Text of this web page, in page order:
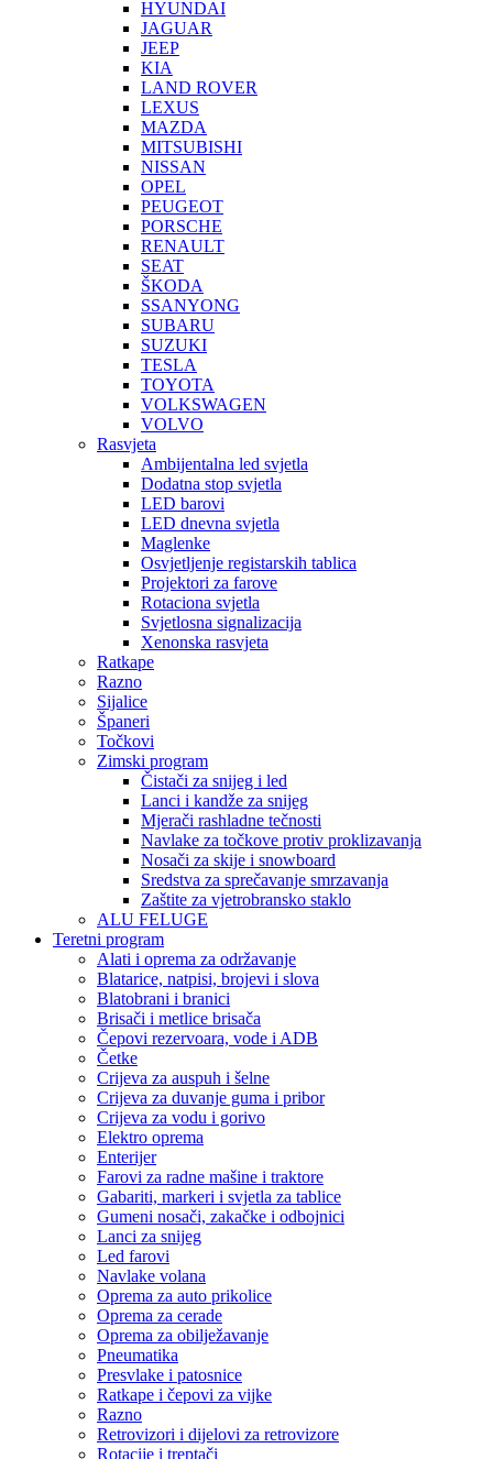
HYUNDAI
JAGUAR
JEEP
KIA
LAND ROVER
LEXUS
MAZDA
MITSUBISHI
NISSAN
OPEL
PEUGEOT
PORSCHE
RENAULT
SEAT
ŠKODA
SSANYONG
SUBARU
SUZUKI
TESLA
TOYOTA
VOLKSWAGEN
VOLVO
Rasvjeta
Ambijentalna led svjetla
Dodatna stop svjetla
LED barovi
LED dnevna svjetla
Maglenke
Osvjetljenje registarskih tablica
Projektori za farove
Rotaciona svjetla
Svjetlosna signalizacija
Xenonska rasvjeta
Ratkape
Razno
Sijalice
Španeri
Točkovi
Zimski program
Čistači za snijeg i led
Lanci i kandže za snijeg
Mjerači rashladne tečnosti
Navlake za točkove protiv proklizavanja
Nosači za skije i snowboard
Sredstva za sprečavanje smrzavanja
Zaštite za vjetrobransko staklo
ALU FELUGE
Teretni program
Alati i oprema za održavanje
Blatarice, natpisi, brojevi i slova
Blatobrani i branici
Brisači i metlice brisača
Čepovi rezervoara, vode i ADB
Četke
Crijeva za auspuh i šelne
Crijeva za duvanje guma i pribor
Crijeva za vodu i gorivo
Elektro oprema
Enterijer
Farovi za radne mašine i traktore
Gabariti, markeri i svjetla za tablice
Gumeni nosači, zakačke i odbojnici
Lanci za snijeg
Led farovi
Navlake volana
Oprema za auto prikolice
Oprema za cerade
Oprema za obilježavanje
Pneumatika
Presvlake i patosnice
Ratkape i čepovi za vijke
Razno
Retrovizori i dijelovi za retrovizore
Rotacije i treptači